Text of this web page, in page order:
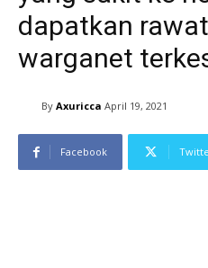
dapatkan
warganet
By Axuricca April 19, 2021
Facebook